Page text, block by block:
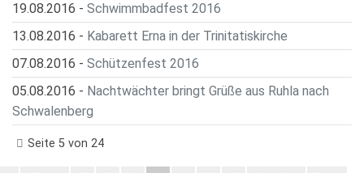
19.08.2016 - Schwimmbadfest 2016
13.08.2016 - Kabarett Erna in der Trinitatiskirche
07.08.2016 - Schützenfest 2016
05.08.2016 - Nachtwächter bringt Grüße aus Ruhla nach
Schwalenberg
Seite 5 von 24